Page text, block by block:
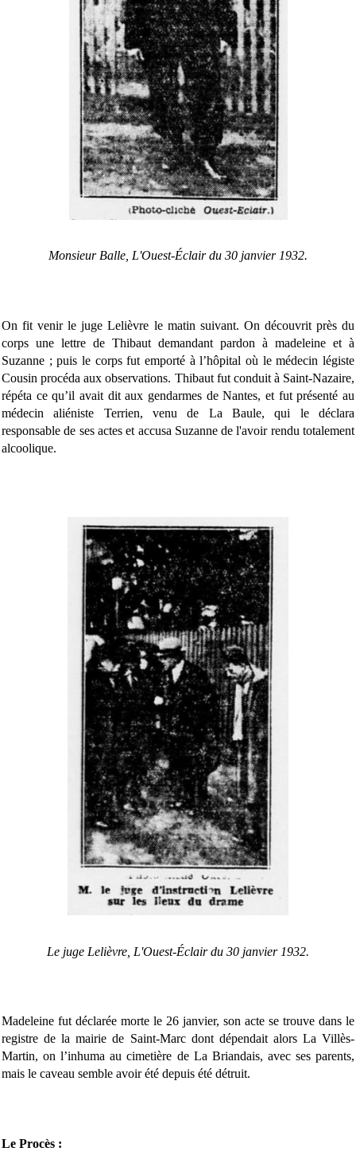
Monsieur Balle, L'Ouest-Éclair du 30 janvier 1932.
On fit venir le juge Lelièvre le matin suivant. On découvrit près du
corps une lettre de Thibaut demandant pardon à madeleine et à
Suzanne ; puis le corps fut emporté à l’hôpital où le médecin légiste
Cousin procéda aux observations. Thibaut fut conduit à Saint-Nazaire,
répéta ce qu’il avait dit aux gendarmes de Nantes, et fut présenté au
médecin aliéniste Terrien, venu de La Baule, qui le déclara
responsable de ses actes et accusa Suzanne de l'avoir rendu totalement
alcoolique.
Le juge Lelièvre, L'Ouest-Éclair du 30 janvier 1932.
Madeleine fut déclarée morte le 26 janvier, son acte se trouve dans le
registre de la mairie de Saint-Marc dont dépendait alors La Villès-
Martin, on l’inhuma au cimetière de La Briandais, avec ses parents,
mais le caveau semble avoir été depuis été détruit.
Le Procès :